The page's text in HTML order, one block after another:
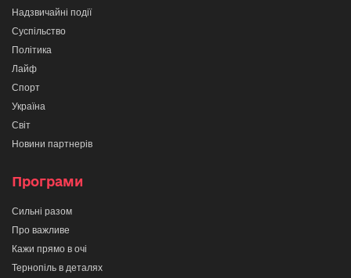
Надзвичайні події
Суспільство
Політика
Лайф
Спорт
Україна
Світ
Новини партнерів
Програми
Сильні разом
Про важливе
Кажи прямо в очі
Тернопіль в деталях